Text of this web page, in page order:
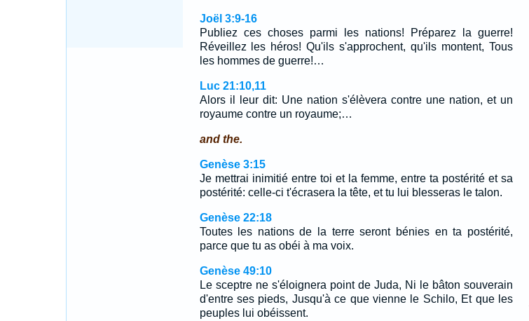
Joël 3:9-16
Publiez ces choses parmi les nations! Préparez la guerre!
Réveillez les héros! Qu'ils s'approchent, qu'ils montent, Tous
les hommes de guerre!…
Luc 21:10,11
Alors il leur dit: Une nation s'élèvera contre une nation, et un
royaume contre un royaume;…
and the.
Genèse 3:15
Je mettrai inimitié entre toi et la femme, entre ta postérité et sa
postérité: celle-ci t'écrasera la tête, et tu lui blesseras le talon.
Genèse 22:18
Toutes les nations de la terre seront bénies en ta postérité,
parce que tu as obéi à ma voix.
Genèse 49:10
Le sceptre ne s'éloignera point de Juda, Ni le bâton souverain
d'entre ses pieds, Jusqu'à ce que vienne le Schilo, Et que les
peuples lui obéissent.